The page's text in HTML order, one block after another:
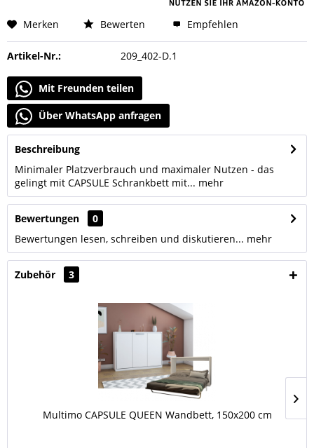
Merken Bewerten Empfehlen
Artikel-Nr.: 209_402-D.1
Mit Freunden teilen
Über WhatsApp anfragen
Beschreibung
Minimaler Platzverbrauch und maximaler Nutzen - das
gelingt mit CAPSULE Schrankbett mit... mehr
Bewertungen
0
Bewertungen lesen, schreiben und diskutieren... mehr
Zubehör 3
Multimo CAPSULE QUEEN Wandbett, 150x200 cm